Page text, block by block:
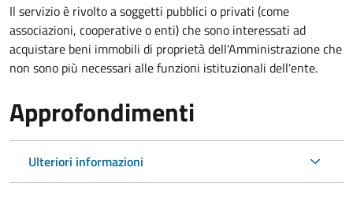
Il servizio è rivolto a soggetti pubblici o privati (come
associazioni, cooperative o enti) che sono interessati ad
acquistare beni immobili di proprietà dell'Amministrazione che
non sono più necessari alle funzioni istituzionali dell'ente.
Approfondimenti
Ulteriori informazioni